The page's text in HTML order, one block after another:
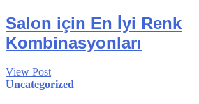
Salon için En İyi Renk
Kombinasyonları
View Post
Uncategorized